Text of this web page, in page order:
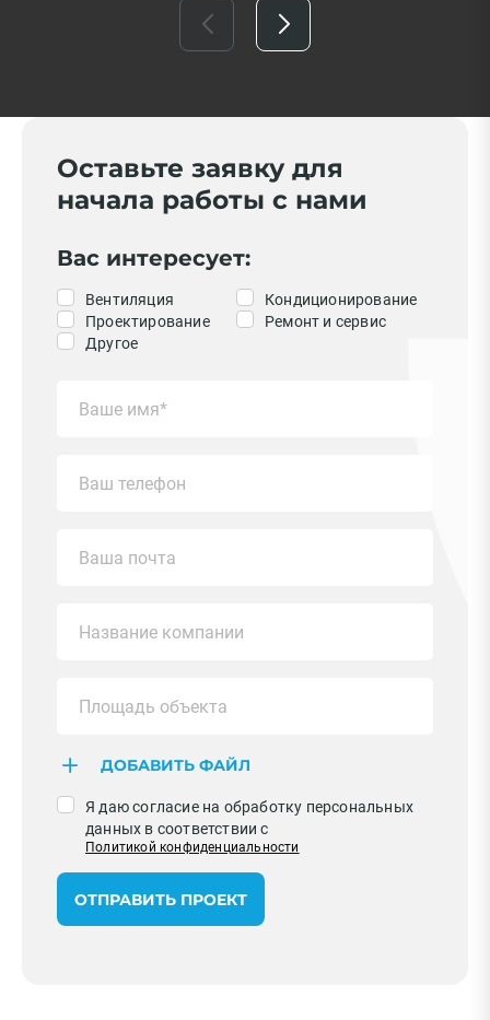
Оставьте заявку для
начала работы с нами
Вас интересует:
Вентиляция
Кондиционирование
Проектирование
Ремонт и сервис
Другое
ДОБАВИТЬ ФАЙЛ
Я даю согласие на обработку персональных
данных в соответствии с
Политикой конфиденциальности
ОТПРАВИТЬ ПРОЕКТ